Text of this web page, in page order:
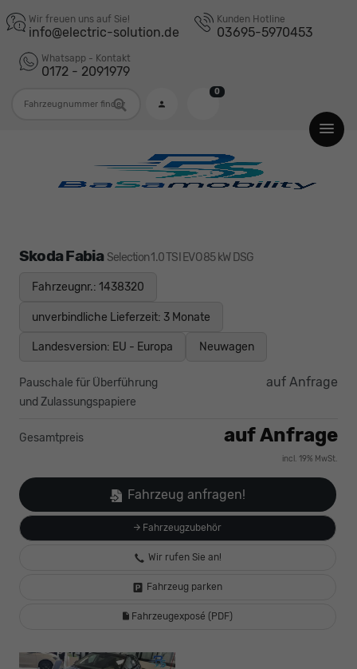
Wir freuen uns auf Sie!
info@electric-solution.de
Kunden Hotline
03695-5970453
Whatsapp - Kontakt
0172 - 2091979
0
Skoda Fabia Selection 1.0 TSI EVO 85 kW DSG
Fahrzeugnr.: 1438320
unverbindliche Lieferzeit: 3 Monate
Landesversion: EU - Europa Neuwagen
Pauschale für Überführung
und Zulassungspapiere
auf Anfrage
Gesamtpreis auf Anfrage
incl. 19% MwSt.
Fahrzeugzubehör
Fahrzeug anfragen!
Wir rufen Sie an!
Fahrzeug parken
Fahrzeugexposé (PDF)